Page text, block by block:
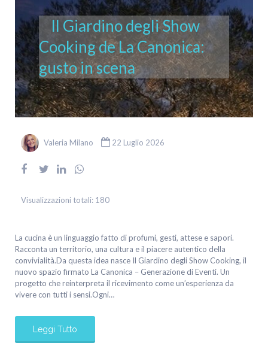
Il Giardino degli Show
Cooking de La Canonica:
gusto in scena
Valeria Milano 22 Luglio 2026
Visualizzazioni totali: 180
La cucina è un linguaggio fatto di profumi, gesti, attese e sapori.
Racconta un territorio, una cultura e il piacere autentico della
convivialità.Da questa idea nasce Il Giardino degli Show Cooking, il
nuovo spazio firmato La Canonica – Generazione di Eventi. Un
progetto che reinterpreta il ricevimento come un’esperienza da
vivere con tutti i sensi.Ogni…
Leggi Tutto